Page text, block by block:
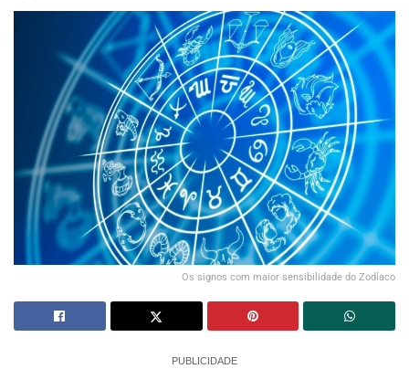
Os signos com maior sensibilidade do Zodíaco
PUBLICIDADE